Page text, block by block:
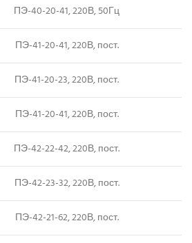
ПЭ-40-20-41, 220В, 50Гц
ПЭ-41-20-41, 220В, пост.
ПЭ-41-20-23, 220В, пост.
ПЭ-41-20-41, 220В, пост.
ПЭ-42-22-42, 220В, пост.
ПЭ-42-23-32, 220В, пост.
ПЭ-42-21-62, 220В, пост.